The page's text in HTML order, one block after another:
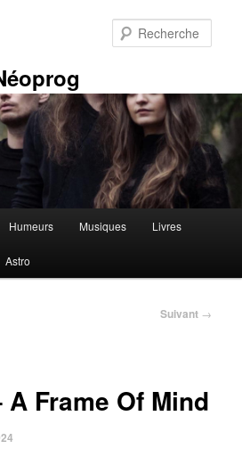
Humeurs Musiques Livres
Astro
Suivant →
Frame Of Mind